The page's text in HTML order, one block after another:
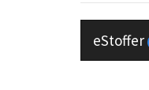
eStoffer